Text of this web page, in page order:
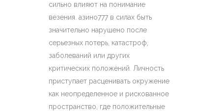
сильно влияют на понимание
везения. азино777 в силах быть
значительно нарушено после
серьезных потерь, катастроф,
заболеваний или других
критических положений. Личность
приступает расценивать окружение
как неопределенное и рискованное
пространство, где положительные